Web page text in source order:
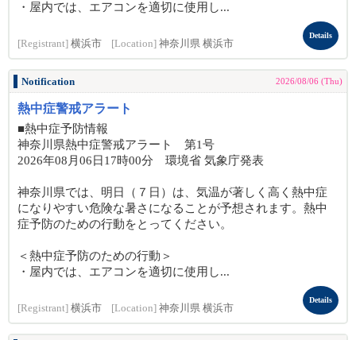
・屋内では、エアコンを適切に使用し...
[Registrant] 横浜市 [Location] 神奈川県 横浜市
Details
Notification 2026/08/06 (Thu)
熱中症警戒アラート
■熱中症予防情報
神奈川県熱中症警戒アラート 第1号
2026年08月06日17時00分 環境省 気象庁発表
神奈川県では、明日（７日）は、気温が著しく高く熱中症
になりやすい危険な暑さになることが予想されます。熱中
症予防のための行動をとってください。
＜熱中症予防のための行動＞
・屋内では、エアコンを適切に使用し...
[Registrant] 横浜市 [Location] 神奈川県 横浜市
Details